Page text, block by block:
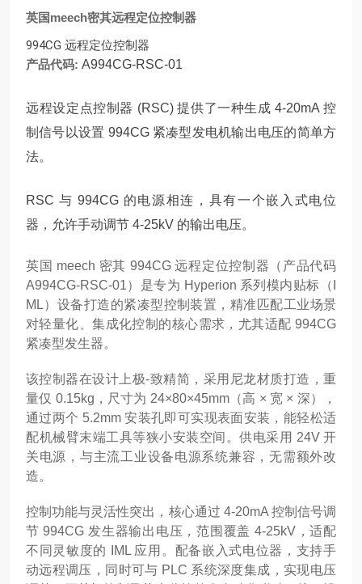
英国meech密其远程定位控制器
994CG 远程定位控制器
产品代码: A994CG-RSC-01
远程设定点控制器 (RSC) 提供了一种生成 4-20mA 控
制信号以设置 994CG 紧凑型发电机输出电压的简单方
法。
RSC 与 994CG 的电源相连，具有一个嵌入式电位
器，允许手动调节 4-25kV 的输出电压。
英国 meech 密其 994CG 远程定位控制器（产品代码
A994CG-RSC-01）是专为 Hyperion 系列模内贴标（I
ML）设备打造的紧凑型控制装置，精准匹配工业场景
对轻量化、集成化控制的核心需求，尤其适配 994CG
紧凑型发生器。
该控制器在设计上极-致精简，采用尼龙材质打造，重
量仅 0.15kg，尺寸为 24×80×45mm（高 × 宽 × 深），
通过两个 5.2mm 安装孔即可实现表面安装，能轻松适
配机械臂末端工具等狭小安装空间。供电采用 24V 开
关电源，与主流工业设备电源系统兼容，无需额外改
造。
控制功能与灵活性突出，核心通过 4-20mA 控制信号调
节 994CG 发生器输出电压，范围覆盖 4-25kV，适配
不同灵敏度的 IML 应用。配备嵌入式电位器，支持手
动远程调压，同时可与 PLC 系统深度集成，实现电压